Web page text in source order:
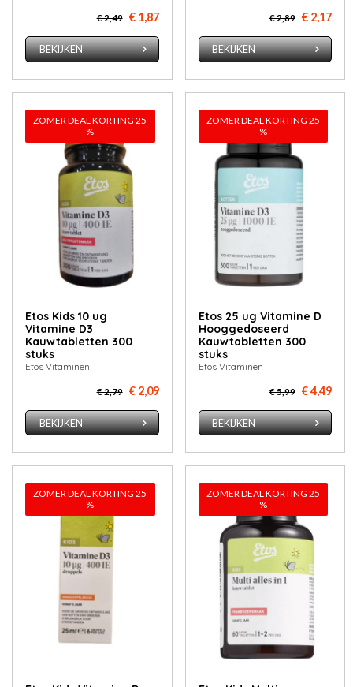
€ 2,49 € 1,87
BEKIJKEN
€ 2,89 € 2,17
BEKIJKEN
ZOMER DEAL KORTING 25
%
Etos Kids 10 ug
Vitamine D3
Kauwtabletten 300
stuks
Etos Vitaminen
€ 2,79 € 2,09
BEKIJKEN
ZOMER DEAL KORTING 25
%
Etos 25 ug Vitamine D
Hooggedoseerd
Kauwtabletten 300
stuks
Etos Vitaminen
€ 5,99 € 4,49
BEKIJKEN
ZOMER DEAL KORTING 25
%
ZOMER DEAL KORTING 25
%